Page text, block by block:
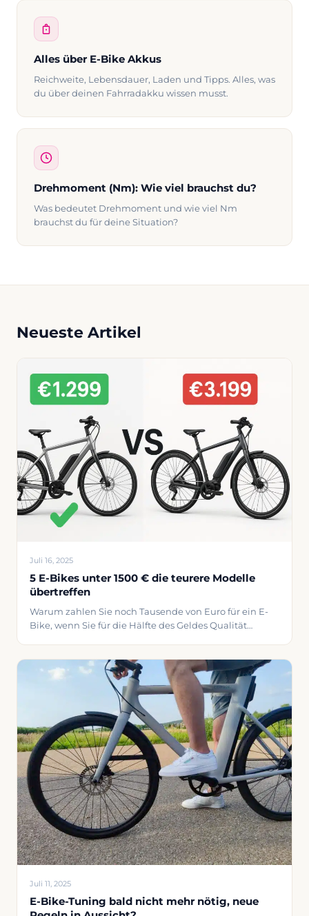
Alles über E-Bike Akkus
Reichweite, Lebensdauer, Laden und Tipps. Alles, was
du über deinen Fahrradakku wissen musst.
Drehmoment (Nm): Wie viel brauchst du?
Was bedeutet Drehmoment und wie viel Nm
brauchst du für deine Situation?
Neueste Artikel
Juli 16, 2025
5 E-Bikes unter 1500 € die teurere Modelle
übertreffen
Warum zahlen Sie noch Tausende von Euro für ein E-
Bike, wenn Sie für die Hälfte des Geldes Qualität
bedeutet gute Nachrichten für Ihr Portemonnaie. Ich
stelle fünf E-Bikes vor, die beweisen, dass
erschwinglich nicht automatisch minderwertig
bedeutet. Vom leichten Tenways CGO600 bis zum
Juli 11, 2025
E-Bike-Tuning bald nicht mehr nötig, neue